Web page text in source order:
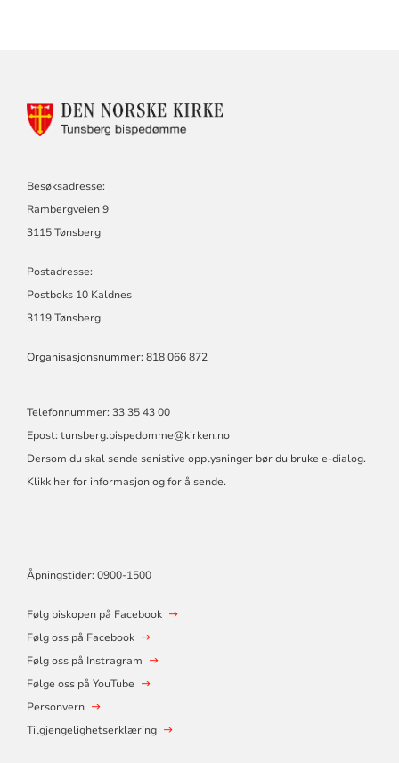
KONTAKTINFORMASJON
Besøksadresse:
Rambergveien 9
3115 Tønsberg
Postadresse:
Postboks 10 Kaldnes
3119 Tønsberg
Organisasjonsnummer: 818 066 872
Telefonnummer: 33 35 43 00
Epost: tunsberg.bispedomme@kirken.no
Dersom du skal sende senistive opplysninger bør du bruke e-dialog.
Klikk her for informasjon og for å sende.
Åpningstider: 0900-1500
Følg biskopen på Facebook
Følg oss på Facebook
Følg oss på Instragram
Følge oss på YouTube
Personvern
Tilgjengelighetserklæring